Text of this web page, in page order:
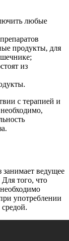
любые
продукты, для
из
с терапией и
занимает ведущее
того, что
употреблении